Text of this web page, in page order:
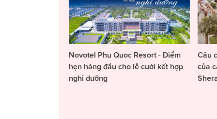
Novotel Phu Quoc Resort - Điểm
hẹn hàng đầu cho lễ cưới kết hợp
nghỉ dưỡng
Câu
của